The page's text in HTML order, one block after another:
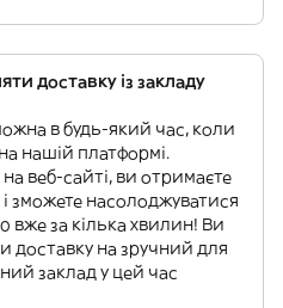
доставку із закладу
в будь-який час, коли
нашій платформі.
веб-сайті, ви отримаєте
зможете насолоджуватися
за кілька хвилин! Ви
доставку на зручний для
заклад у цей час